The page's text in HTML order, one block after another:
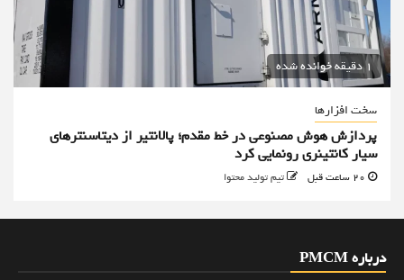
1 دقیقه خوانده شده
سخت افزارها
پردازش هوش مصنوعی در خط مقدم؛ پالانتیر از دیتاسنترهای
سیار کانتینری رونمایی کرد
تیم تولید محتوا
درباره PMCM